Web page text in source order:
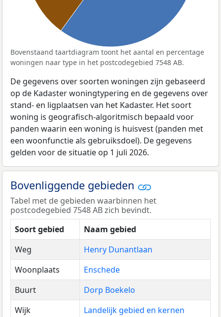
Bovenstaand taartdiagram toont het aantal en percentage
woningen naar type in het postcodegebied 7548 AB.
De gegevens over soorten woningen zijn gebaseerd
op de Kadaster woningtypering en de gegevens over
stand- en ligplaatsen van het Kadaster. Het soort
woning is geografisch-algoritmisch bepaald voor
panden waarin een woning is huisvest (panden met
een woonfunctie als gebruiksdoel). De gegevens
gelden voor de situatie op 1 juli 2026.
Bovenliggende gebieden
Tabel met de gebieden waarbinnen het
postcodegebied 7548 AB zich bevindt.
Soort gebied
Naam gebied
Weg
Henry Dunantlaan
Woonplaats
Enschede
Buurt
Dorp Boekelo
Wijk
Landelijk gebied en kernen